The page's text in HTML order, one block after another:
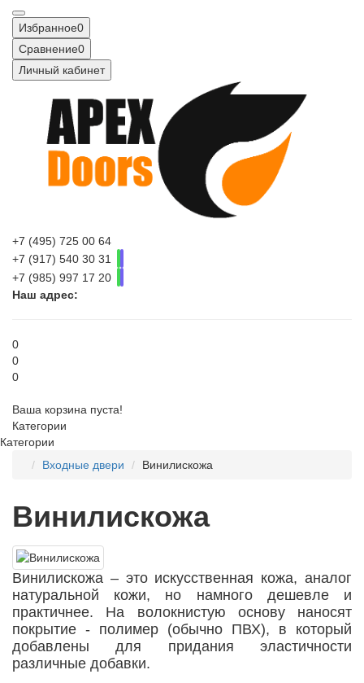
Избранное0
Сравнение0
Личный кабинет
+7 (495) 725 00 64
+7 (917) 540 30 31
+7 (985) 997 17 20
Наш адрес:
0
0
0
Ваша корзина пуста!
Категории
Категории
Входные двери
Винилискожа
Винилискожа
Винилискожа – это искусственная кожа, аналог
натуральной кожи, но намного дешевле и
практичнее. На волокнистую основу наносят
покрытие - полимер (обычно ПВХ), в который
добавлены для придания эластичности
различные добавки.